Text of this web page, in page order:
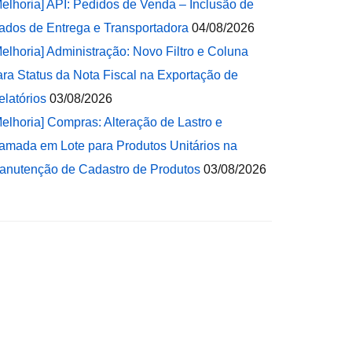
API: Pedidos de Venda – Inclusão de
de Entrega e Transportadora 04/08/2026
Administração: Novo Filtro e Coluna
Status da Nota Fiscal na Exportação de
03/08/2026
Compras: Alteração de Lastro e
em Lote para Produtos Unitários na
de Cadastro de Produtos 03/08/2026